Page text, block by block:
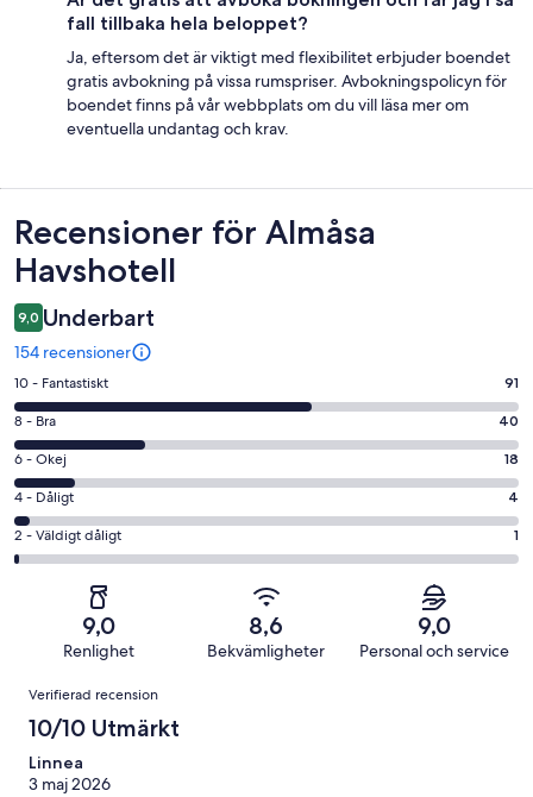
fall tillbaka hela beloppet?
Ja, eftersom det är viktigt med flexibilitet erbjuder boendet
gratis avbokning på vissa rumspriser. Avbokningspolicyn för
boendet finns på vår webbplats om du vill läsa mer om
eventuella undantag och krav.
Recensioner
Recensioner för Almåsa
Havshotell
9,0 Underbart
154 recensioner
10
-
Fantastiskt
i
betyg.
91
av
154
recensioner
10 - Fantastiskt 91
8
-
Bra
i
betyg.
40
recensioner
8 - Bra 40
6
-
Okej
i
betyg.
recensioner
6 - Okej 18
4
-
Dåligt
recensioner
4 - Dåligt 4
2
-
betyg.
154
recensioner
2 - Väldigt dåligt 1
9,0
Renlighet
8,6
Bekvämligheter
9,0
Personal och service
Recensioner
Verifierad recension
10/10 Utmärkt
Linnea
3 maj 2026